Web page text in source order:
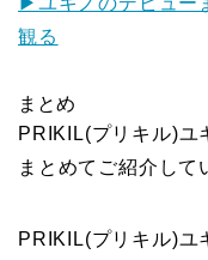
観る
まとめ
PRIKIL(プリキル)ユ
まとめてご紹介して
PRIKIL(プリキル)ユ